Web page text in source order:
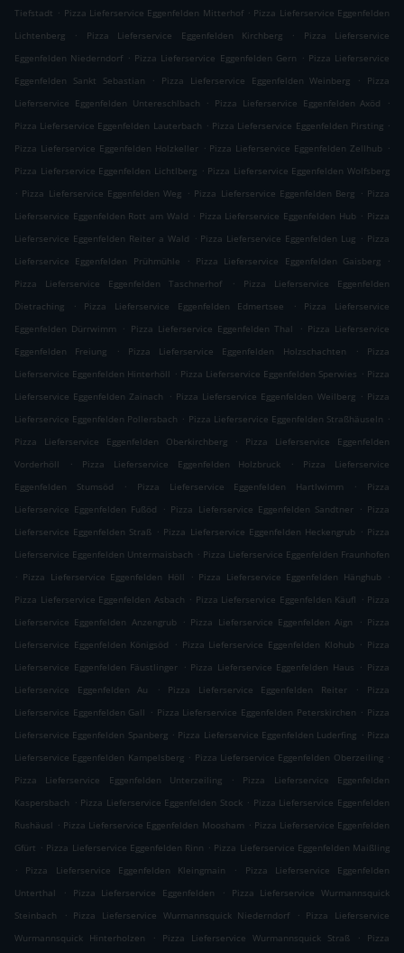
Tiefstadt . Pizza Lieferservice Eggenfelden Mitterhof . Pizza Lieferservice Eggenfelden
Lichtenberg
. Pizza Lieferservice Eggenfelden Kirchberg .
Pizza Lieferservice
Eggenfelden Niederndorf . Pizza Lieferservice Eggenfelden Gern . Pizza Lieferservice
Eggenfelden Sankt Sebastian
. Pizza Lieferservice Eggenfelden Weinberg .
Pizza
Lieferservice Eggenfelden Untereschlbach
. Pizza Lieferservice Eggenfelden Axöd
.
Pizza Lieferservice Eggenfelden Lauterbach . Pizza Lieferservice Eggenfelden Pirsting .
Pizza Lieferservice Eggenfelden Holzkeller . Pizza Lieferservice Eggenfelden Zellhub .
Pizza Lieferservice Eggenfelden Lichtlberg . Pizza Lieferservice Eggenfelden Wolfsberg
. Pizza Lieferservice Eggenfelden Weg . Pizza Lieferservice Eggenfelden Berg . Pizza
Lieferservice Eggenfelden Rott am Wald . Pizza Lieferservice Eggenfelden Hub . Pizza
Lieferservice Eggenfelden Reiter a Wald . Pizza Lieferservice Eggenfelden Lug . Pizza
Lieferservice Eggenfelden Prühmühle
. Pizza Lieferservice Eggenfelden Gaisberg
.
Pizza Lieferservice Eggenfelden Taschnerhof
.
Pizza Lieferservice Eggenfelden
Dietraching
. Pizza Lieferservice Eggenfelden Edmertsee .
Pizza Lieferservice
Eggenfelden Dürrwimm
. Pizza Lieferservice Eggenfelden Thal . Pizza Lieferservice
Eggenfelden Freiung
. Pizza Lieferservice Eggenfelden Holzschachten .
Pizza
Lieferservice Eggenfelden Hinterhöll . Pizza Lieferservice Eggenfelden Sperwies . Pizza
Lieferservice Eggenfelden Zainach
. Pizza Lieferservice Eggenfelden Weilberg . Pizza
Lieferservice Eggenfelden Pollersbach . Pizza Lieferservice Eggenfelden Straßhäuseln .
Pizza Lieferservice Eggenfelden Oberkirchberg
.
Pizza Lieferservice Eggenfelden
Vorderhöll
. Pizza Lieferservice Eggenfelden Holzbruck .
Pizza Lieferservice
Eggenfelden Stumsöd
. Pizza Lieferservice Eggenfelden Hartlwimm .
Pizza
Lieferservice Eggenfelden Fußöd
. Pizza Lieferservice Eggenfelden Sandtner . Pizza
Lieferservice Eggenfelden Straß . Pizza Lieferservice Eggenfelden Heckengrub . Pizza
Lieferservice Eggenfelden Untermaisbach . Pizza Lieferservice Eggenfelden Fraunhofen
. Pizza Lieferservice Eggenfelden Höll . Pizza Lieferservice Eggenfelden Hänghub
.
Pizza Lieferservice Eggenfelden Asbach . Pizza Lieferservice Eggenfelden Käufl . Pizza
Lieferservice Eggenfelden Anzengrub
. Pizza Lieferservice Eggenfelden Aign . Pizza
Lieferservice Eggenfelden Königsöd
. Pizza Lieferservice Eggenfelden Klohub . Pizza
Lieferservice Eggenfelden Fäustlinger . Pizza Lieferservice Eggenfelden Haus . Pizza
Lieferservice Eggenfelden Au
. Pizza Lieferservice Eggenfelden Reiter .
Pizza
Lieferservice Eggenfelden Gall . Pizza Lieferservice Eggenfelden Peterskirchen . Pizza
Lieferservice Eggenfelden Spanberg . Pizza Lieferservice Eggenfelden Luderfing . Pizza
Lieferservice Eggenfelden Kampelsberg . Pizza Lieferservice Eggenfelden Oberzeiling .
Pizza Lieferservice Eggenfelden Unterzeiling
.
Pizza Lieferservice Eggenfelden
Kaspersbach . Pizza Lieferservice Eggenfelden Stock . Pizza Lieferservice Eggenfelden
Rushäusl . Pizza Lieferservice Eggenfelden Moosham . Pizza Lieferservice Eggenfelden
Gfürt . Pizza Lieferservice Eggenfelden Rinn . Pizza Lieferservice Eggenfelden Maißling
.
Pizza Lieferservice Eggenfelden Kleingmain .
Pizza Lieferservice Eggenfelden
Unterthal
. Pizza Lieferservice Eggenfelden .
Pizza Lieferservice Wurmannsquick
Steinbach
. Pizza Lieferservice Wurmannsquick Niederndorf . Pizza Lieferservice
Wurmannsquick Hinterholzen
. Pizza Lieferservice Wurmannsquick Straß .
Pizza